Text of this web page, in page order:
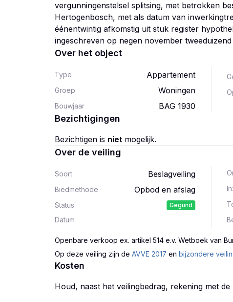
vergunningenstelsel splitsing, met betrokken
Hertogenbosch, met als datum van
éénentwintig afkomstig uit stuk register
Over het object
Type Appartement
Groep Woningen
Bouwjaar BAG 1930
Bezichtigingen
Bezichtigen is niet mogelijk.
Over de veiling
Soort Beslagveiling
Biedmethode Opbod en afslag
Status Gegund
Datum
Openbare verkoop ex. artikel 514 e.v. Wetboek van
Op deze veiling zijn de AVVE 2017 en bijzondere
Kosten
Houd, naast het veilingbedrag, rekening met de